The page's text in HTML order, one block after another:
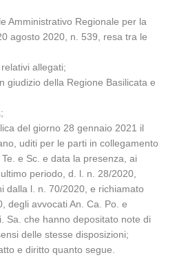
Amministrativo Regionale per la
agosto 2020, n. 539, resa tra le
allegati;
giudizio della Regione Basilicata e
del giorno 28 gennaio 2021 il
uditi per le parti in collegamento
e Sc. e data la presenza, ai
periodo, d. l. n. 28/2020,
dalla l. n. 70/2020, e richiamato
degli avvocati An. Ca. Po. e
Sa. che hanno depositato note di
delle stesse disposizioni;
e diritto quanto segue.